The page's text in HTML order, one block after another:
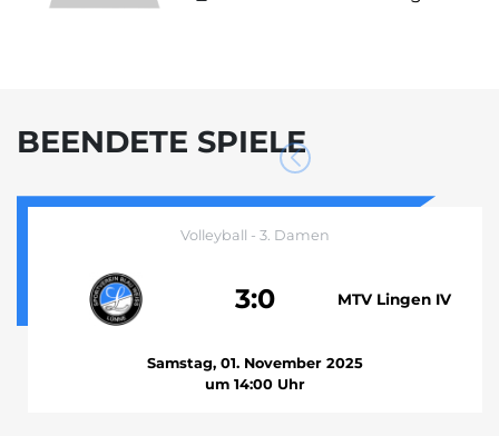
BEENDETE SPIELE
Volleyball - 3. Damen
3:0 MTV Lingen IV
Samstag, 01. November 2025
um 14:00 Uhr